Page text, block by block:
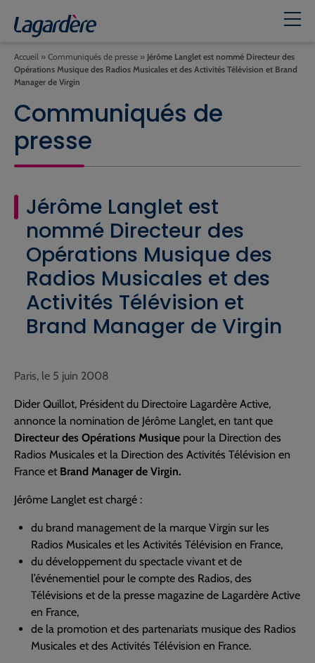
Accueil » Communiqués de presse » Jérôme Langlet est nommé Directeur des
Opérations Musique des Radios Musicales et des Activités Télévision et Brand
Manager de Virgin
Communiqués de
presse
Jérôme Langlet est
nommé Directeur des
Opérations Musique des
Radios Musicales et des
Activités Télévision et
Brand Manager de Virgin
Paris, le 5 juin 2008
Dider Quillot, Président du Directoire Lagardère Active,
annonce la nomination de Jérôme Langlet, en tant que
Directeur des Opérations Musique pour la Direction des
Radios Musicales et la Direction des Activités Télévision en
France et Brand Manager de Virgin.
Jérôme Langlet est chargé :
du brand management de la marque Virgin sur les
Radios Musicales et les Activités Télévision en France,
du développement du spectacle vivant et de
l’événementiel pour le compte des Radios, des
Télévisions et de la presse magazine de Lagardère Active
en France,
de la promotion et des partenariats musique des Radios
Musicales et des Activités Télévision en France.